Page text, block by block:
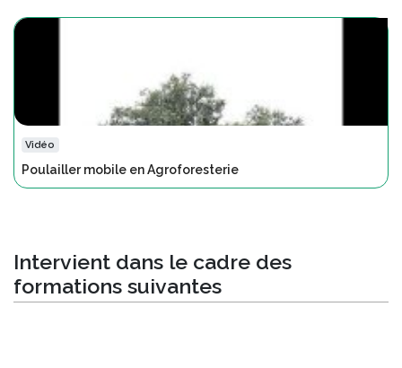
Vidéo
Poulailler mobile en Agroforesterie
Intervient dans le cadre des
formations suivantes